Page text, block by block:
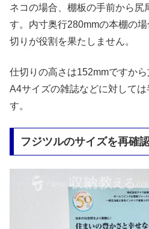
ネコの場合、棚板の手前から尻
す。内寸奥行280mmの本棚の
切りが役割を果たしません。
仕切りの高さは152mmですから
A4サイズの雑誌などに対して
す。
フジツルのサイズを再確